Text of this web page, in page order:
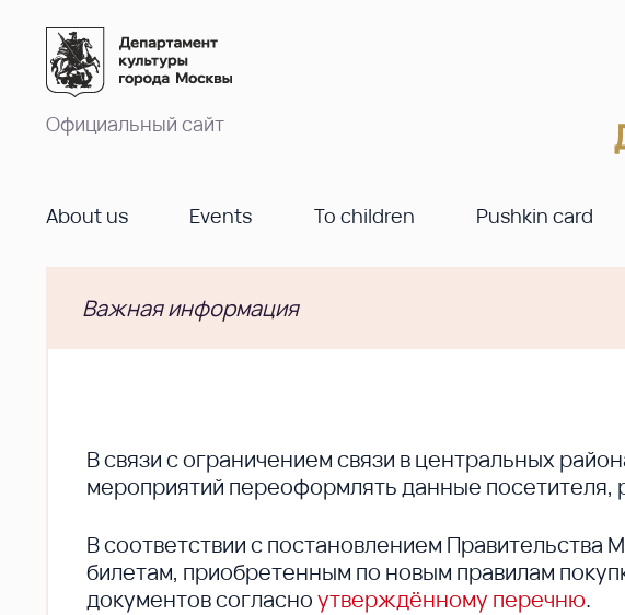
Официальный сайт
About us Events To children Pushkin card
Важная информация
В cвязи с ограничением связи в центральных
мероприятий переоформлять данные посетителя,
В соответствии с постановлением
билетам, приобретенным по новым правилам
документов согласноутверждённому перечню.